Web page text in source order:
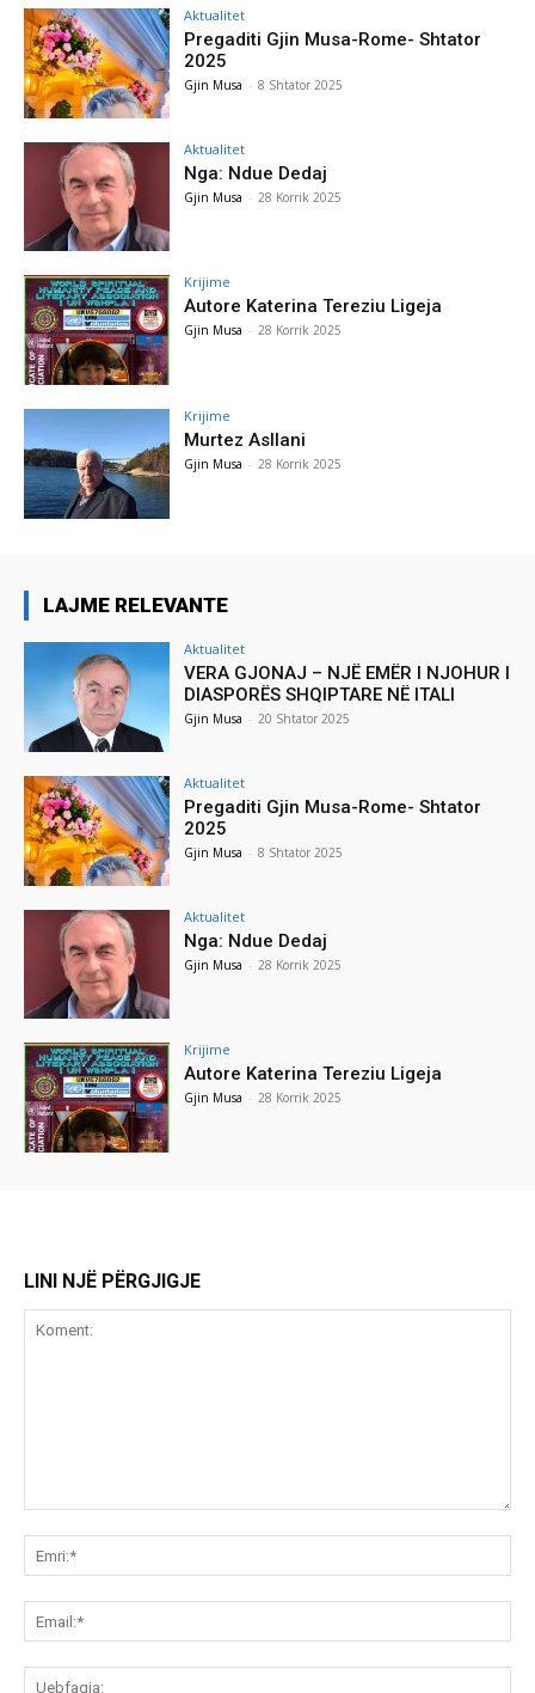
Aktualitet
Pregaditi Gjin Musa-Rome- Shtator
2025
Gjin Musa - 8 Shtator 2025
Aktualitet
Nga: Ndue Dedaj
Gjin Musa - 28 Korrik 2025
Krijime
Autore Katerina Tereziu Ligeja
Gjin Musa - 28 Korrik 2025
Krijime
Murtez Asllani
Gjin Musa - 28 Korrik 2025
LAJME RELEVANTE
Aktualitet
VERA GJONAJ – NJË EMËR I NJOHUR I
DIASPORËS SHQIPTARE NË ITALI
Gjin Musa - 20 Shtator 2025
Aktualitet
Pregaditi Gjin Musa-Rome- Shtator
2025
Gjin Musa - 8 Shtator 2025
Aktualitet
Nga: Ndue Dedaj
Gjin Musa - 28 Korrik 2025
Krijime
Autore Katerina Tereziu Ligeja
Gjin Musa - 28 Korrik 2025
LINI NJË PËRGJIGJE